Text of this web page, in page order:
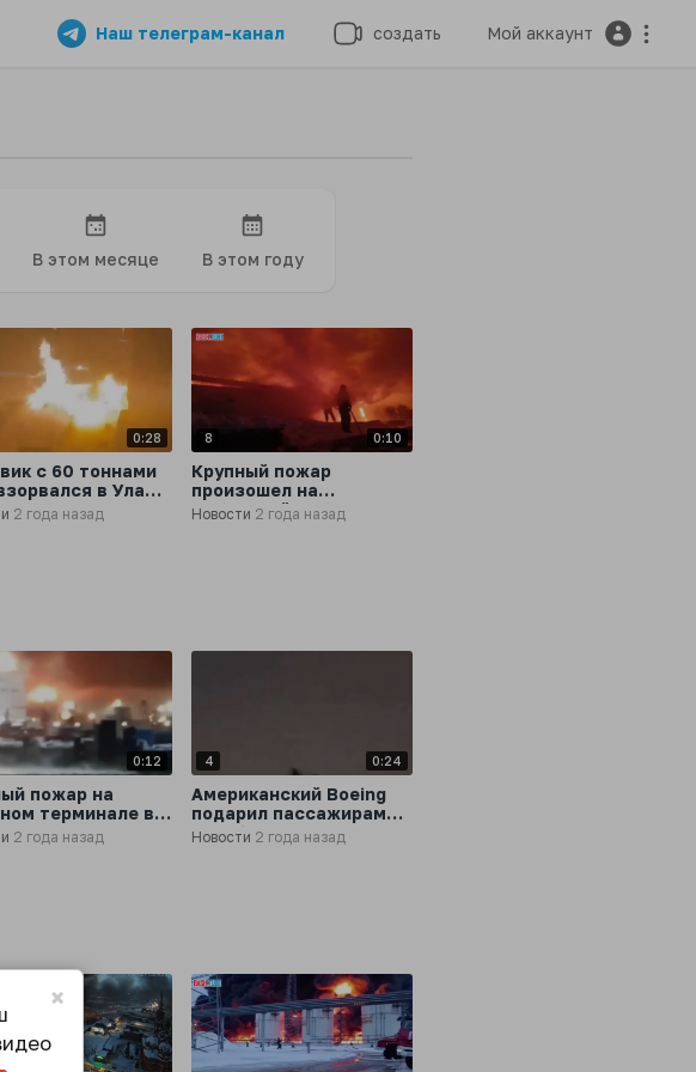
Наш телеграм-канал создать Мой аккаунт
В этом месяце В этом году
0:28
с 60 тоннами
в Улан-
столице
2 года назад
8 0:10
Крупный пожар
произошел на
мебельной фабрике в
Челябинской области в
Новости 2 года назад
0:12
пожар на
терминале в
области
2 года назад
4 0:24
Американский Boeing
подарил пассажирам
незабываемые
ощущения,
Новости 2 года назад
×